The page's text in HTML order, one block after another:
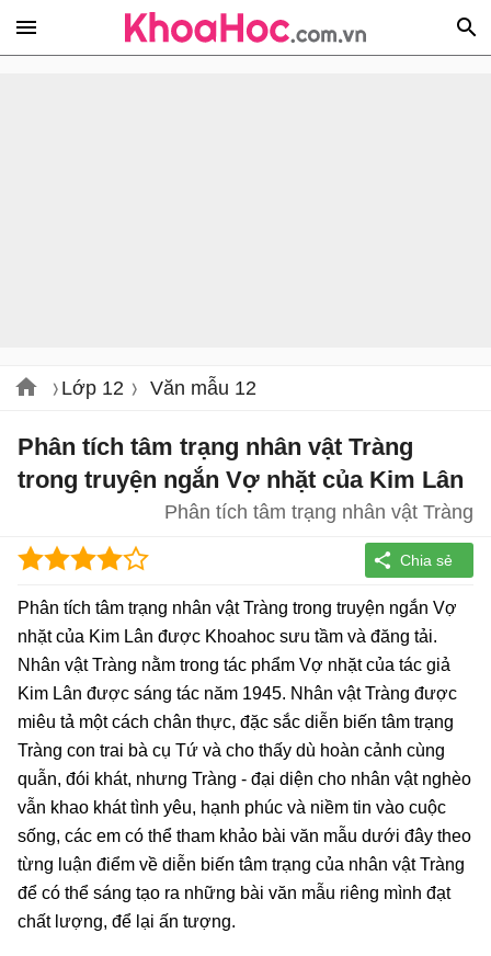
Lớp 12 Văn mẫu 12
Phân tích tâm trạng nhân vật Tràng
trong truyện ngắn Vợ nhặt của Kim Lân
Phân tích tâm trạng nhân vật Tràng
Phân tích tâm trạng nhân vật Tràng trong truyện ngắn Vợ
nhặt của Kim Lân được Khoahoc sưu tầm và đăng tải.
Nhân vật Tràng nằm trong tác phẩm Vợ nhặt của tác giả
Kim Lân được sáng tác năm 1945. Nhân vật Tràng được
miêu tả một cách chân thực, đặc sắc diễn biến tâm trạng
Tràng con trai bà cụ Tứ và cho thấy dù hoàn cảnh cùng
quẫn, đói khát, nhưng Tràng - đại diện cho nhân vật nghèo
vẫn khao khát tình yêu, hạnh phúc và niềm tin vào cuộc
sống, các em có thể tham khảo bài văn mẫu dưới đây theo
từng luận điểm về diễn biến tâm trạng của nhân vật Tràng
để có thể sáng tạo ra những bài văn mẫu riêng mình đạt
chất lượng, để lại ấn tượng.